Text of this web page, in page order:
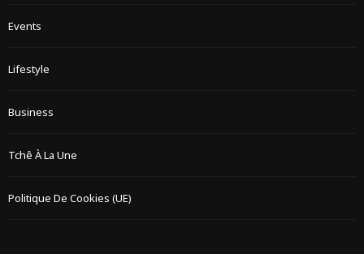
Events
Lifestyle
Business
Tchê À La Une
Politique De Cookies (UE)